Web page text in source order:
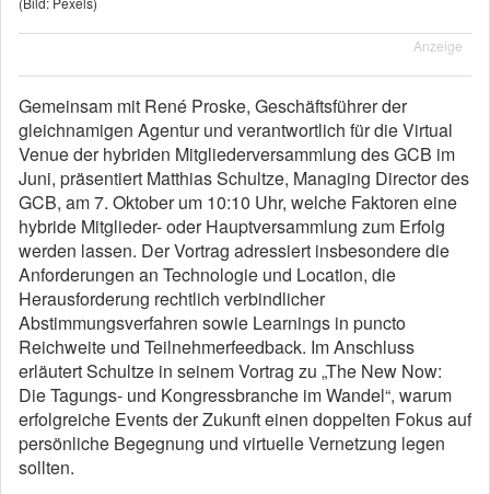
Anzeige
Gemeinsam mit René Proske, Geschäftsführer der
gleichnamigen Agentur und verantwortlich für die Virtual
Venue der hybriden Mitgliederversammlung des GCB im
Juni, präsentiert Matthias Schultze, Managing Director des
GCB, am 7. Oktober um 10:10 Uhr, welche Faktoren eine
hybride Mitglieder- oder Hauptversammlung zum Erfolg
werden lassen. Der Vortrag adressiert insbesondere die
Anforderungen an Technologie und Location, die
Herausforderung rechtlich verbindlicher
Abstimmungsverfahren sowie Learnings in puncto
Reichweite und Teilnehmerfeedback. Im Anschluss
erläutert Schultze in seinem Vortrag zu „The New Now:
Die Tagungs- und Kongressbranche im Wandel“, warum
erfolgreiche Events der Zukunft einen doppelten Fokus auf
persönliche Begegnung und virtuelle Vernetzung legen
sollten.